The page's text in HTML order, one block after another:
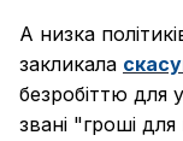
А низка
закликала
безробіттю для
звані "гроші